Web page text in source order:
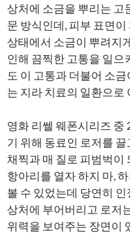
상처에 소금을 뿌리는 고
문 방식인데, 피부 표면
상태에서 소금이 뿌려지
인해 끔찍한 고통을 일으
도 이 고통과 더불어 소
는 지라 치료의 일환으로
영화 리쎌 웨폰시리즈 중
기 위해 동료인 로저를
채찍과 매 질로 피범벅이
항아리를 열자 하지 마,
볼 수 있었는데 당연히
상처에 부어버리고 로저
위력을 보여주는 장면이